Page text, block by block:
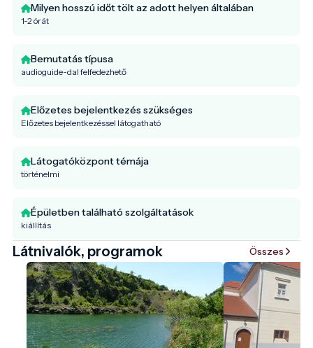
Milyen hosszú időt tölt az adott helyen általában
1-2 órát
Bemutatás típusa
audioguide-dal felfedezhető
Előzetes bejelentkezés szükséges
Előzetes bejelentkezéssel látogatható
Látogatóközpont témája
történelmi
Épületben található szolgáltatások
kiállítás
Látnivalók, programok Összes